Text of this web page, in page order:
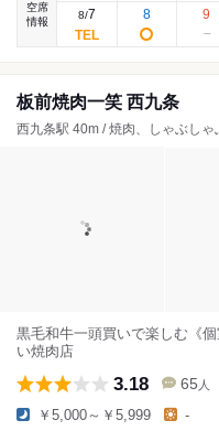
空席
情報
8/7 8 9
板前焼肉一笑 西九条
西九条駅 40m / 焼肉、しゃぶしゃ
黒毛和牛一頭買いで楽しむ《
い焼肉店
3.18 65 人
￥5,000～￥5,999 -